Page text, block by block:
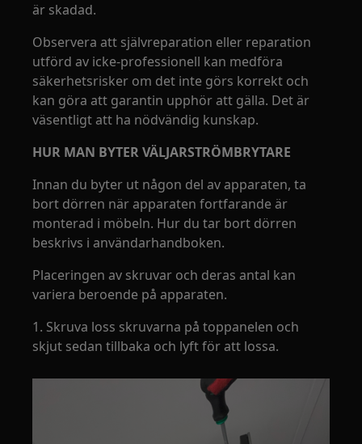
är skadad.
Observera att självreparation eller reparation
utförd av icke-professionell kan medföra
säkerhetsrisker om det inte görs korrekt och
kan göra att garantin upphör att gälla. Det är
väsentligt att ha nödvändig kunskap.
HUR MAN BYTER VÄLJARSTRÖMBRYTARE
Innan du byter ut någon del av apparaten, ta
bort dörren när apparaten fortfarande är
monterad i möbeln. Hur du tar bort dörren
beskrivs i användarhandboken.
Placeringen av skruvar och deras antal kan
variera beroende på apparaten.
1. Skruva loss skruvarna på toppanelen och
skjut sedan tillbaka och lyft för att lossa.